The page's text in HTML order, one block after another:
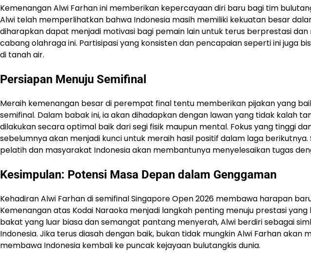
Kemenangan Alwi Farhan ini memberikan kepercayaan diri baru bagi tim
Alwi telah memperlihatkan bahwa Indonesia masih memiliki kekuatan besar
diharapkan dapat menjadi motivasi bagi pemain lain untuk terus berprestasi
cabang olahraga ini. Partisipasi yang konsisten dan pencapaian seperti ini juga
di tanah air.
Persiapan Menuju Semifinal
Meraih kemenangan besar di perempat final tentu memberikan pijakan yang
semifinal. Dalam babak ini, ia akan dihadapkan dengan lawan yang tidak kalah
dilakukan secara optimal baik dari segi fisik maupun mental. Fokus yang tinggi
sebelumnya akan menjadi kunci untuk meraih hasil positif dalam laga
pelatih dan masyarakat Indonesia akan membantunya menyelesaikan tugas
Kesimpulan: Potensi Masa Depan dalam Genggaman
Kehadiran Alwi Farhan di semifinal Singapore Open 2026 membawa harapan
Kemenangan atas Kodai Naraoka menjadi langkah penting menuju prestasi
bakat yang luar biasa dan semangat pantang menyerah, Alwi berdiri sebagai
Indonesia. Jika terus diasah dengan baik, bukan tidak mungkin Alwi Farhan akan
membawa Indonesia kembali ke puncak kejayaan bulutangkis dunia.